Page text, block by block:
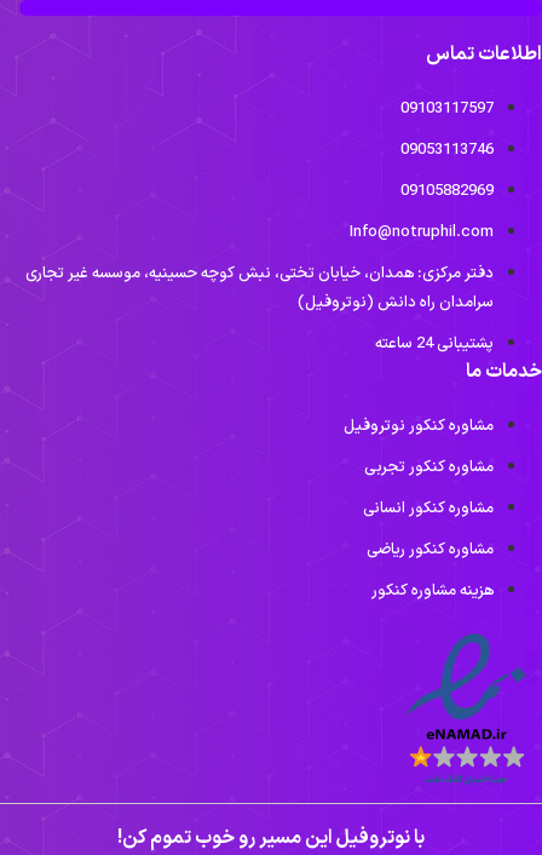
تماس
09103117597
09053113746
09105882969
Info@notruphil.com
دفتر مرکزی: همدان، خیابان تختی، نبش کوچه حسینیه، موسسه غیر تجاری
سرامدان راه دانش (نوتروفیل)
پشتیبانی 24 ساعته
ما
مشاوره کنکور نوتروفیل
مشاوره کنکور تجربی
مشاوره کنکور انسانی
مشاوره کنکور ریاضی
هزینه مشاوره کنکور
با نوتروفیل این مسیر رو خوب تموم کن!